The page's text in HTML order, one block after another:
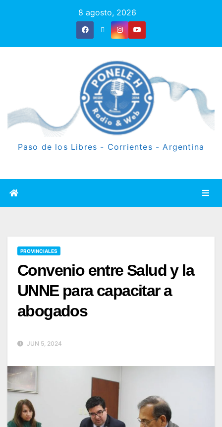
8 agosto, 2026
Paso de los Libres - Corrientes - Argentina
PROVINCIALES
Convenio entre Salud y la
UNNE para capacitar a
abogados
JUN 5, 2024